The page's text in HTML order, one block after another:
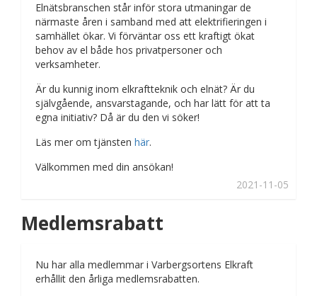
2021-11-05
Elnätsbranschen står inför stora utmaningar de
närmaste åren i samband med att elektrifieringen i
samhället ökar. Vi förväntar oss ett kraftigt ökat
behov av el både hos privatpersoner och
verksamheter.
Är du kunnig inom elkraftteknik och elnät? Är du
självgående, ansvarstagande, och har lätt för att ta
egna initiativ? Då är du den vi söker!
Läs mer om tjänsten här.
Välkommen med din ansökan!
Medlemsrabatt
Nu har alla medlemmar i Varbergsortens Elkraft
erhållit den årliga medlemsrabatten.